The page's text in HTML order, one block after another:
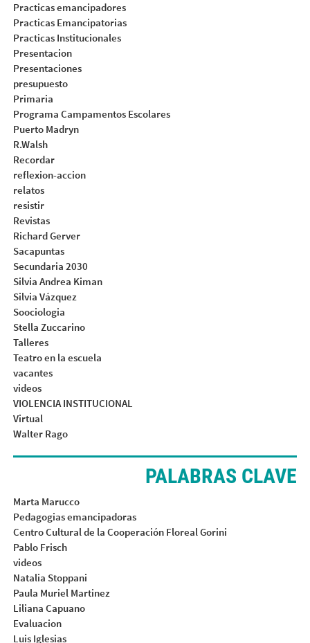
Practicas emancipadores
Practicas Emancipatorias
Practicas Institucionales
Presentacion
Presentaciones
presupuesto
Primaria
Programa Campamentos Escolares
Puerto Madryn
R.Walsh
Recordar
reflexion-accion
relatos
resistir
Revistas
Richard Gerver
Sacapuntas
Secundaria 2030
Silvia Andrea Kiman
Silvia Vázquez
Soociologia
Stella Zuccarino
Talleres
Teatro en la escuela
vacantes
videos
VIOLENCIA INSTITUCIONAL
Virtual
Walter Rago
PALABRAS CLAVE
Marta Marucco
Pedagogias emancipadoras
Centro Cultural de la Cooperación Floreal Gorini
Pablo Frisch
videos
Natalia Stoppani
Paula Muriel Martinez
Liliana Capuano
Evaluacion
Luis Iglesias